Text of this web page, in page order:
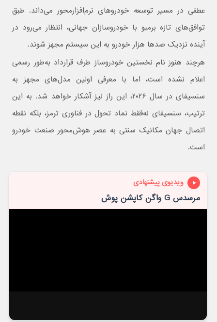
عطفی در مسیر توسعه خودروهای نرم‌افزارمحور می‌داند. طبق
توافق‌های تازه برمبو با خودروسازان جهانی، انتظار می‌رود در
آینده نزدیک صدها هزار خودرو به این سیستم مجهز شوند.
هرچند هنوز نام نخستین خودروساز طرف قرارداد به‌طور رسمی
اعلام نشده است، اما با معرفی اولین مدل‌های مجهز به
سنسیفای در سال ۲۰۲۶، این راز نیز آشکار خواهد شد. به این
ترتیب، سنسیفای نه‌فقط نماد تحول در فناوری ترمز، بلکه نقطه
اتصال جهان مکانیک سنتی به عصر هوش‌محور صنعت خودرو
است.
ویدیوی پیشنهادی
مرسدس G واگن کاپشن پوش